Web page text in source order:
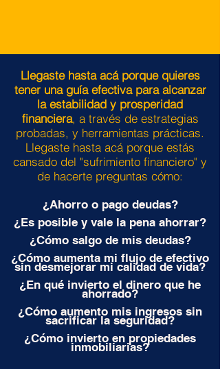
Llegaste hasta acá porque quieres
tener una guía efectiva para alcanzar
la estabilidad y prosperidad
financiera, a través de estrategias
probadas, y herramientas prácticas.
Llegaste hasta acá porque estás
cansado del "sufrimiento financiero" y
de hacerte preguntas cómo:
¿Ahorro o pago deudas?
¿Es posible y vale la pena ahorrar?
¿Cómo salgo de mis deudas?
¿Cómo aumenta mi flujo de efectivo
sin desmejorar mi calidad de vida?
¿En qué invierto el dinero que he
ahorrado?
¿Cómo aumento mis ingresos sin
sacrificar la seguridad?
¿Cómo invierto en propiedades
inmobiliarias?